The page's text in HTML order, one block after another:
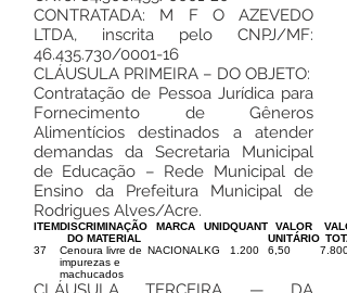
CONTRATADA: M F O AZEVEDO
LTDA, inscrita pelo CNPJ/MF:
46.435.730/0001-16
CLÁUSULA PRIMEIRA – DO OBJETO:
Contratação de Pessoa Jurídica para
Fornecimento de Gêneros
Alimentícios destinados a atender
demandas da Secretaria Municipal
de Educação – Rede Municipal de
Ensino da Prefeitura Municipal de
Rodrigues Alves/Acre.
ITEMDISCRIMINAÇÃO
DO MATERIAL
MARCA UNIDQUANT
VALOR
UNITÁRIO
37
Cenoura livre de
impurezas e
machucados
NACIONAL KG 1.200 6,50